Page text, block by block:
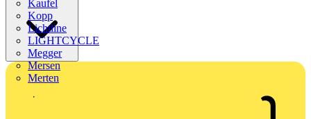
Kaufel
Kopp
Lichtline
LIGHTCYCLE
Megger
Mersen
Merten